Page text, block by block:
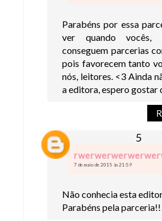
Parabéns por essa
ver quando vocês,
conseguem parcerias
pois favorecem tanto
nós, leitores. <3 Ainda
a editora, espero gostar
7 de maio de 2015 às 21:59
Não conhecia esta
Parabéns pela parceria!!